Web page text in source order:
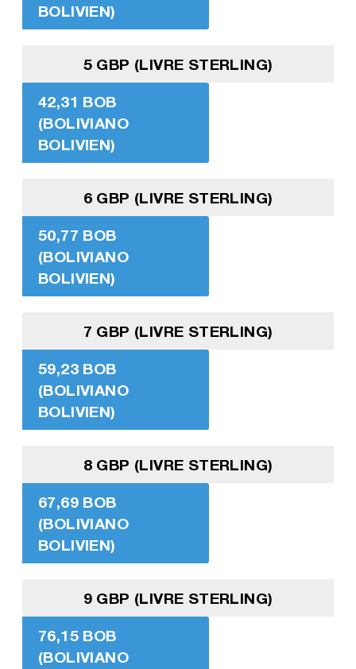
BOLIVIEN)
5 GBP (LIVRE STERLING)
42,31 BOB
(BOLIVIANO
BOLIVIEN)
6 GBP (LIVRE STERLING)
50,77 BOB
(BOLIVIANO
BOLIVIEN)
7 GBP (LIVRE STERLING)
59,23 BOB
(BOLIVIANO
BOLIVIEN)
8 GBP (LIVRE STERLING)
67,69 BOB
(BOLIVIANO
BOLIVIEN)
9 GBP (LIVRE STERLING)
76,15 BOB
(BOLIVIANO